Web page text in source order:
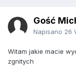
Gość
Napisano 26
Witam jakie macie
zgnitych